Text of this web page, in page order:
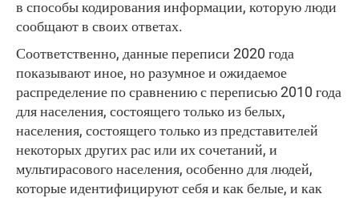
в способы кодирования информации, которую люди
сообщают в своих ответах.
Соответственно, данные переписи 2020 года
показывают иное, но разумное и ожидаемое
распределение по сравнению с переписью 2010 года
для населения, состоящего только из белых,
населения, состоящего только из представителей
некоторых других рас или их сочетаний, и
мультирасового населения, особенно для людей,
которые идентифицируют себя и как белые, и как